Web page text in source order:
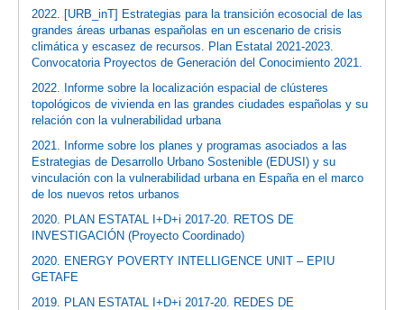
2022. [URB_inT] Estrategias para la transición ecosocial de las
grandes áreas urbanas españolas en un escenario de crisis
climática y escasez de recursos. Plan Estatal 2021-2023.
Convocatoria Proyectos de Generación del Conocimiento 2021.
2022. Informe sobre la localización espacial de clústeres
topológicos de vivienda en las grandes ciudades españolas y su
relación con la vulnerabilidad urbana
2021. Informe sobre los planes y programas asociados a las
Estrategias de Desarrollo Urbano Sostenible (EDUSI) y su
vinculación con la vulnerabilidad urbana en España en el marco
de los nuevos retos urbanos
2020. PLAN ESTATAL I+D+i 2017-20. RETOS DE
INVESTIGACIÓN (Proyecto Coordinado)
2020. ENERGY POVERTY INTELLIGENCE UNIT – EPIU
GETAFE
2019. PLAN ESTATAL I+D+i 2017-20. REDES DE